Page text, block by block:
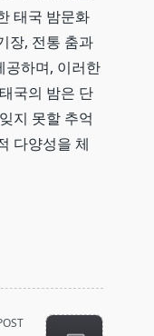
태국 밤문화
장, 전통 춤과
공하며, 이러한
국의 밤은 단
지 못할 추억
다양성을 체